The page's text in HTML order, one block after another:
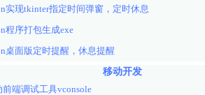
实现tkinter指定时间弹窗，定时休息
程序打包生成exe
桌面版定时提醒，休息提醒
移动开发
前端调试工具vconsole